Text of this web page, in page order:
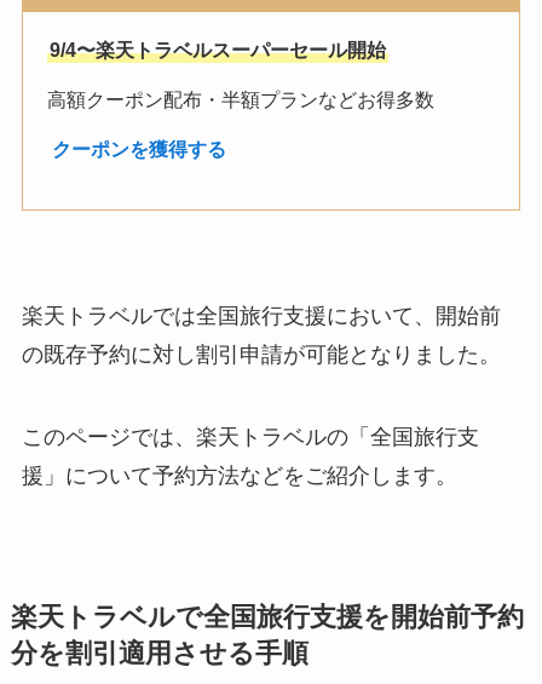
9/4〜楽天トラベルスーパーセール開始
高額クーポン配布・半額プランなどお得多数
クーポンを獲得する
楽天トラベルでは全国旅行支援において、開始前
の既存予約に対し割引申請が可能となりました。
このページでは、楽天トラベルの「全国旅行支
援」について予約方法などをご紹介します。
楽天トラベルで全国旅行支援を開始前予約
分を割引適用させる手順